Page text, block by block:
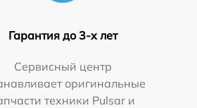
Гарантия до 3-х лет
Сервисный центр
оригинальные
техники Pulsar и